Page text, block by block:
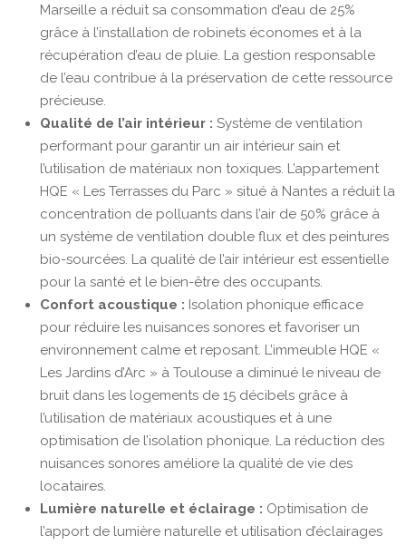
Marseille a réduit sa consommation d’eau de 25%
grâce à l’installation de robinets économes et à la
récupération d’eau de pluie. La gestion responsable
de l’eau contribue à la préservation de cette ressource
précieuse.
Qualité de l’air intérieur : Système de ventilation
performant pour garantir un air intérieur sain et
l’utilisation de matériaux non toxiques. L’appartement
HQE « Les Terrasses du Parc » situé à Nantes a réduit la
concentration de polluants dans l’air de 50% grâce à
un système de ventilation double flux et des peintures
bio-sourcées. La qualité de l’air intérieur est essentielle
pour la santé et le bien-être des occupants.
Confort acoustique : Isolation phonique efficace
pour réduire les nuisances sonores et favoriser un
environnement calme et reposant. L’immeuble HQE «
Les Jardins d’Arc » à Toulouse a diminué le niveau de
bruit dans les logements de 15 décibels grâce à
l’utilisation de matériaux acoustiques et à une
optimisation de l’isolation phonique. La réduction des
nuisances sonores améliore la qualité de vie des
locataires.
Lumière naturelle et éclairage : Optimisation de
l’apport de lumière naturelle et utilisation d’éclairages